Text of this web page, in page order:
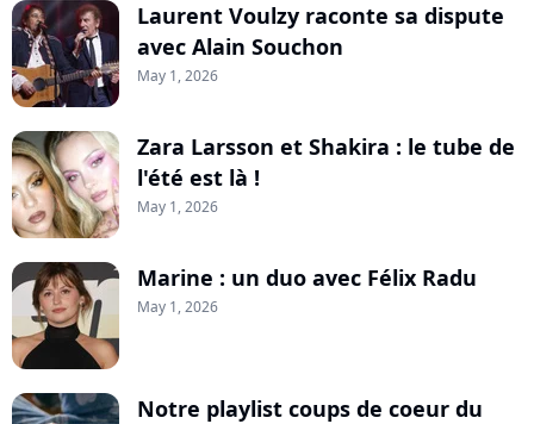
Laurent Voulzy raconte sa dispute
avec Alain Souchon
May 1, 2026
Zara Larsson et Shakira : le tube de
l'été est là !
May 1, 2026
Marine : un duo avec Félix Radu
May 1, 2026
Notre playlist coups de coeur du